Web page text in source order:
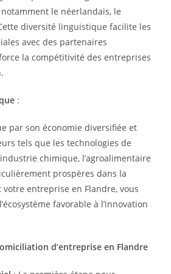
le néerlandais, le
diversité linguistique facilite les
avec des partenaires
la compétitivité des entreprises
:
par son économie diversifiée et
tels que les technologies de
chimique, l’agroalimentaire
prospères dans la
entreprise en Flandre, vous
favorable à l’innovation
d’entreprise en Flandre